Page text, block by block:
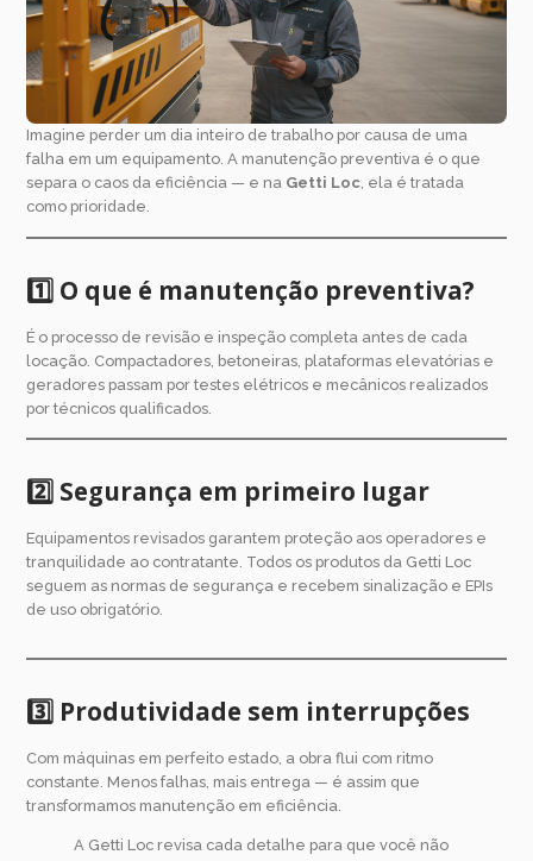
Imagine perder um dia inteiro de trabalho por causa de uma
falha em um equipamento. A manutenção preventiva é o que
separa o caos da eficiência — e na Getti Loc, ela é tratada
como prioridade.
1️⃣ O que é manutenção preventiva?
É o processo de revisão e inspeção completa antes de cada
locação. Compactadores, betoneiras, plataformas elevatórias e
geradores passam por testes elétricos e mecânicos realizados
por técnicos qualificados.
2️⃣ Segurança em primeiro lugar
Equipamentos revisados garantem proteção aos operadores e
tranquilidade ao contratante. Todos os produtos da Getti Loc
seguem as normas de segurança e recebem sinalização e EPIs
de uso obrigatório.
3️⃣ Produtividade sem interrupções
Com máquinas em perfeito estado, a obra flui com ritmo
constante. Menos falhas, mais entrega — é assim que
transformamos manutenção em eficiência.
A Getti Loc revisa cada detalhe para que você não